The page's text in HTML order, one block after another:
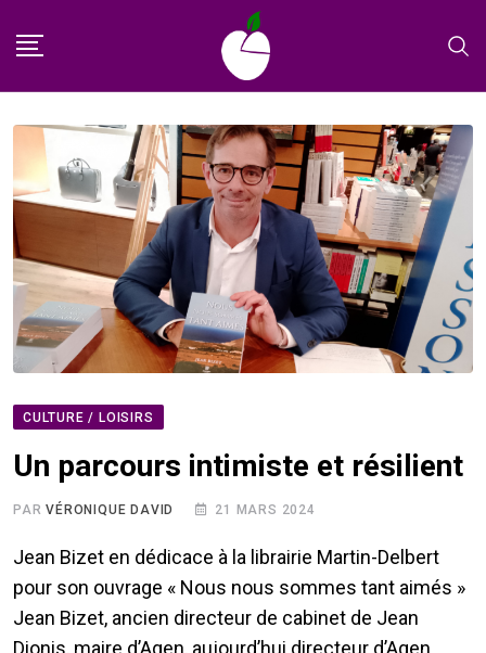
CULTURE / LOISIRS
Un parcours intimiste et résilient
PARVÉRONIQUE DAVID 21 MARS 2024
Jean Bizet en dédicace à la librairie Martin-Delbert
pour son ouvrage « Nous nous sommes tant aimés »
Jean Bizet, ancien directeur de cabinet de Jean
Dionis, maire d’Agen, aujourd’hui directeur d’Agen